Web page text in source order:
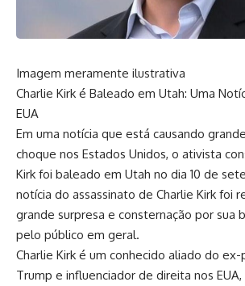
Imagem meramente ilustrativa
Charlie Kirk é Baleado em Utah: Uma
EUA
Em uma notícia que está causando
choque nos Estados Unidos, o ativista
Kirk foi baleado em Utah no dia 10 de
notícia do assassinato de Charlie Kirk foi
grande surpresa e consternação por sua
pelo público em geral.
Charlie Kirk é um conhecido aliado do
Trump e influenciador de direita nos